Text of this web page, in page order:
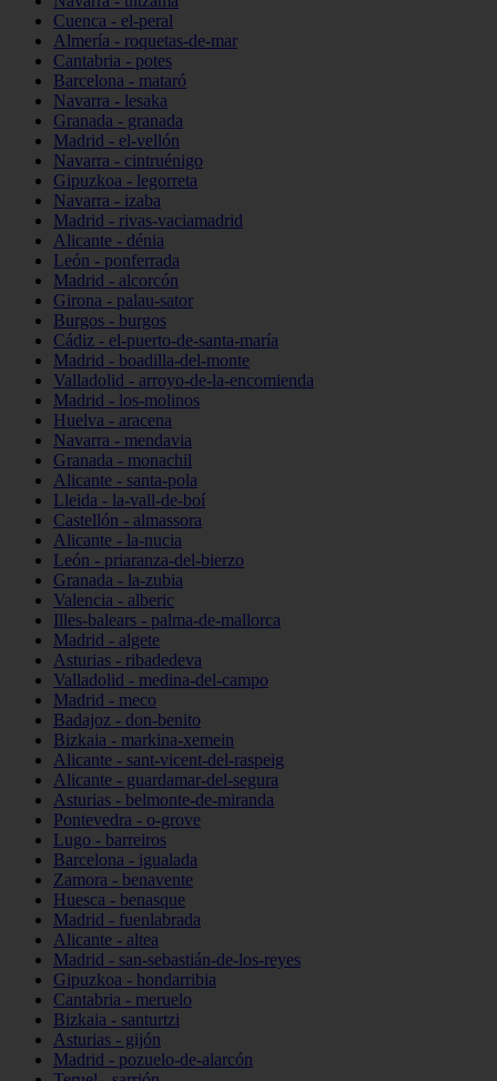
Cuenca - el-peral
Almería - roquetas-de-mar
Cantabria - potes
Barcelona - mataró
Navarra - lesaka
Granada - granada
Madrid - el-vellón
Navarra - cintruénigo
Gipuzkoa - legorreta
Navarra - izaba
Madrid - rivas-vaciamadrid
Alicante - dénia
León - ponferrada
Madrid - alcorcón
Girona - palau-sator
Burgos - burgos
Cádiz - el-puerto-de-santa-maría
Madrid - boadilla-del-monte
Valladolid - arroyo-de-la-encomienda
Madrid - los-molinos
Huelva - aracena
Navarra - mendavia
Granada - monachil
Alicante - santa-pola
Lleida - la-vall-de-boí
Castellón - almassora
Alicante - la-nucia
León - priaranza-del-bierzo
Granada - la-zubia
Valencia - alberic
Illes-balears - palma-de-mallorca
Madrid - algete
Asturias - ribadedeva
Valladolid - medina-del-campo
Madrid - meco
Badajoz - don-benito
Bizkaia - markina-xemein
Alicante - sant-vicent-del-raspeig
Alicante - guardamar-del-segura
Asturias - belmonte-de-miranda
Pontevedra - o-grove
Lugo - barreiros
Barcelona - igualada
Zamora - benavente
Huesca - benasque
Madrid - fuenlabrada
Alicante - altea
Madrid - san-sebastián-de-los-reyes
Gipuzkoa - hondarribia
Cantabria - meruelo
Bizkaia - santurtzi
Asturias - gijón
Madrid - pozuelo-de-alarcón